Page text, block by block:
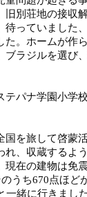
旧別荘地の接収
待っていました
。ホームが作
ラジルを選び
パナ学園小学
を旅して啓蒙
、収蔵するよ
在の建物は免
うち670点ほど
一緒に行きまし